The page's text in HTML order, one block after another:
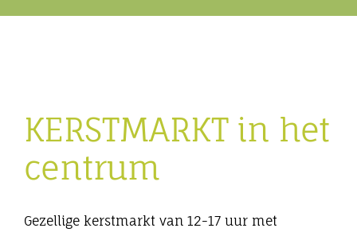
Eibergen onderneemt
Winkels
Bedrijven
KERSTMARKT in het
centrum
Gezellige kerstmarkt van 12-17 uur met